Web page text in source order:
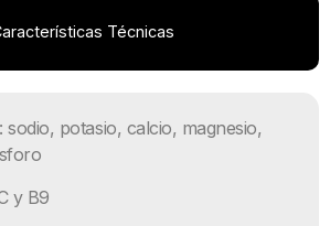
Técnicas
sodio, potasio, calcio, magnesio,
y B9